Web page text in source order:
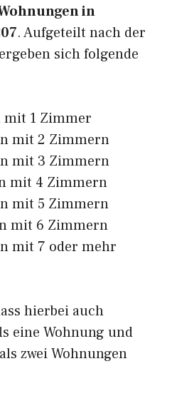
in
. Aufgeteilt nach der
sich folgende
mit 1 Zimmer
mit 2 Zimmern
mit 3 Zimmern
mit 4 Zimmern
mit 5 Zimmern
mit 6 Zimmern
mit 7 oder mehr
hierbei auch
eine Wohnung und
zwei Wohnungen